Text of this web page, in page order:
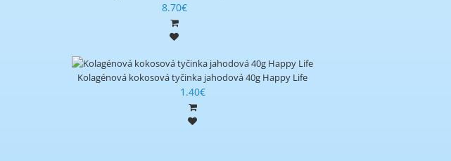
8.70€
Kolagénová kokosová tyčinka jahodová 40g Happy Life
1.40€